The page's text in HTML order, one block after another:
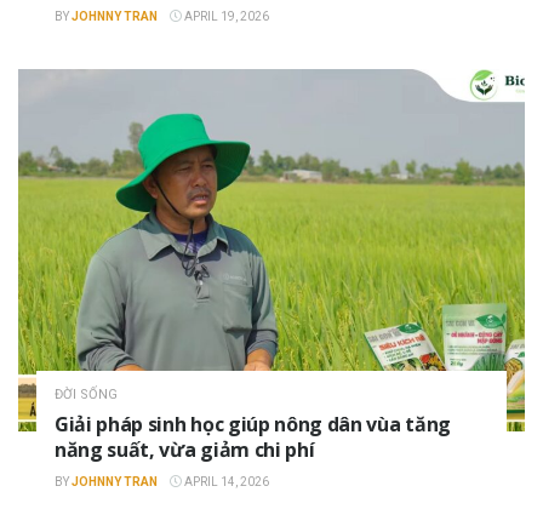
BYJOHNNY TRAN APRIL 19, 2026
ĐỜI SỐNG
Giải pháp sinh học giúp nông dân vùa tăng
năng suất, vừa giảm chi phí
BYJOHNNY TRAN APRIL 14, 2026